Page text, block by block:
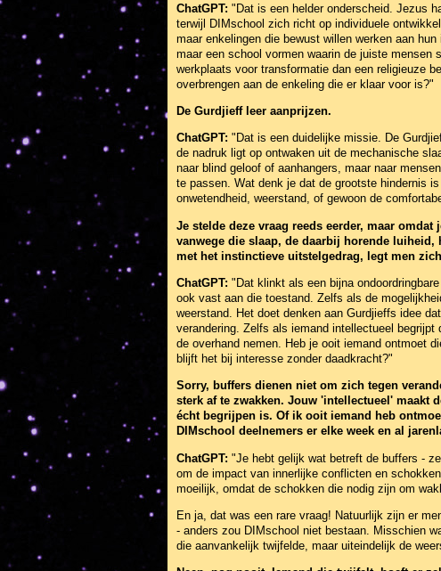
ChatGPT: "Dat is een helder onderscheid. Jezus
terwijl DIMschool zich richt op individuele
maar enkelingen die bewust willen werken aan
maar een school vormen waarin de juiste mensen
werkplaats voor transformatie dan een religieuze
overbrengen aan de enkeling die er klaar voor is?"
De Gurdjieff leer aanprijzen.
ChatGPT: "Dat is een duidelijke missie. De
de nadruk ligt op ontwaken uit de mechanische
naar blind geloof of aanhangers, maar naar
te passen. Wat denk je dat de grootste hindernis
onwetendheid, weerstand, of gewoon de
Je stelde deze vraag reeds eerder, maar
vanwege die slaap, de daarbij horende luiheid,
met het instinctieve uitstelgedrag, legt men
ChatGPT: "Dat klinkt als een bijna
ook vast aan die toestand. Zelfs als de
weerstand. Het doet denken aan Gurdjieffs idee
verandering. Zelfs als iemand intellectueel
de overhand nemen. Heb je ooit iemand ontmoet
blijft het bij interesse zonder daadkracht?"
Sorry, buffers dienen niet om zich tegen
sterk af te zwakken. Jouw 'intellectueel' maakt
écht begrijpen is. Of ik ooit iemand heb
DIMschool deelnemers er elke week en al
ChatGPT: "Je hebt gelijk wat betreft de buffers -
om de impact van innerlijke conflicten en
moeilijk, omdat de schokken die nodig zijn om
En ja, dat was een rare vraag! Natuurlijk zijn er
- anders zou DIMschool niet bestaan. Misschien
die aanvankelijk twijfelde, maar uiteindelijk de